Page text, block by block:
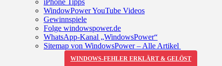
iPhone Tipps
WindowPower YouTube Videos
Gewinnspiele
Folge windowspower.de
WhatsApp-Kanal „WindowsPower“
Sitemap von WindowsPower – Alle Artikel
WINDOWS-FEHLER ERKLÄRT & GELÖST